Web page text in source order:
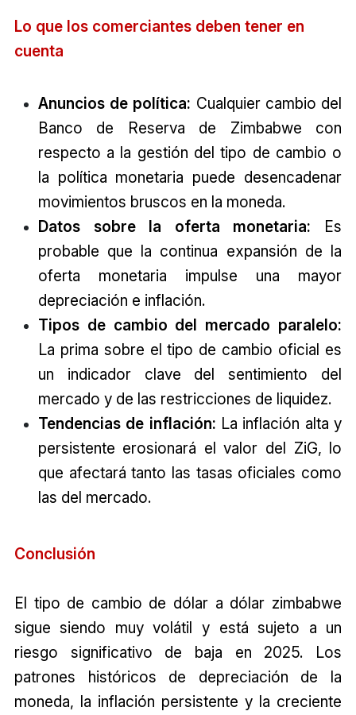
Lo que los comerciantes deben tener en
cuenta
Anuncios de política: Cualquier cambio del
Banco de Reserva de Zimbabwe con
respecto a la gestión del tipo de cambio o
la política monetaria puede desencadenar
movimientos bruscos en la moneda.
Datos sobre la oferta monetaria: Es
probable que la continua expansión de la
oferta monetaria impulse una mayor
depreciación e inflación.
Tipos de cambio del mercado paralelo:
La prima sobre el tipo de cambio oficial es
un indicador clave del sentimiento del
mercado y de las restricciones de liquidez.
Tendencias de inflación: La inflación alta y
persistente erosionará el valor del ZiG, lo
que afectará tanto las tasas oficiales como
las del mercado.
Conclusión
El tipo de cambio de dólar a dólar zimbabwe
sigue siendo muy volátil y está sujeto a un
riesgo significativo de baja en 2025. Los
patrones históricos de depreciación de la
moneda, la inflación persistente y la creciente